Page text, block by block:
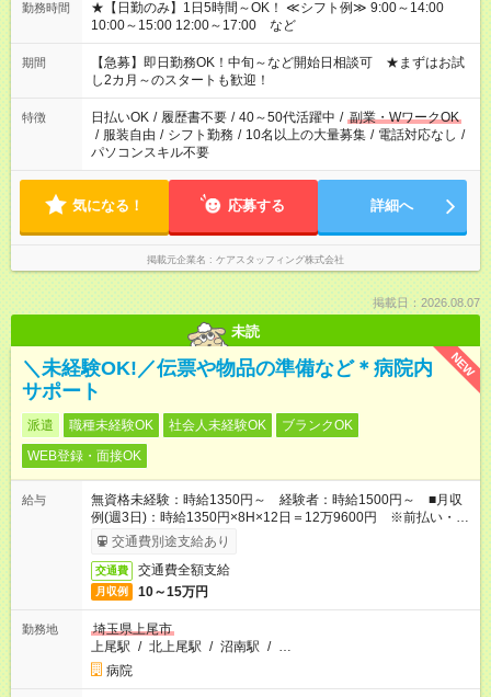
勤務時間
★【日勤のみ】1日5時間～OK！ ≪シフト例≫ 9:00～14:00
10:00～15:00 12:00～17:00 など
期間
【急募】即日勤務OK！中旬～など開始日相談可 ★まずはお試
し2カ月～のスタートも歓迎！
特徴 日払いOK / 履歴書不要 / 40～50代活躍中 / 副業・WワークOK
/ 服装自由 / シフト勤務 / 10名以上の大量募集 / 電話対応なし /
パソコンスキル不要
気になる！ 応募する 詳細へ
掲載元企業名 ケアスタッフィング株式会社
掲載日：2026.08.07
未読
NEW
＼未経験OK!／伝票や物品の準備など＊病院内
サポート
派遣 職種未経験OK 社会人未経験OK
ブランクOK
WEB登録・面接OK
給与
無資格未経験：時給1350円～ 経験者：時給1500円～ ■月収
例(週3日)：時給1350円×8H×12日＝12万9600円 ※前払い・日
払い・週払いOK
交通費別途支給あり
交通費 交通費全額支給
月収例 10～15万円
勤務地
埼玉県上尾市
上尾駅 / 北上尾駅 / 沼南駅 / …
病院